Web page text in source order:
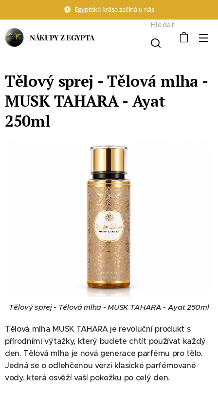
Egyptská krása začíná u nás
NÁKUPY Z EGYPTA
Hledat
Tělový sprej - Tělová mlha -
MUSK TAHARA - Ayat
250ml
Tělový sprej - Tělová mlha - MUSK TAHARA - Ayat 250ml
Tělová mlha MUSK TAHARA je revoluční produkt s
přírodními výtažky, který budete chtít používat každý
den. Tělová mlha je nová generace parfému pro tělo.
Jedná se o odlehčenou verzi klasické parfémované
vody, která osvěží vaší pokožku po celý den.